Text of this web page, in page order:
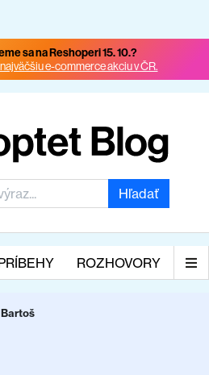
sa na Reshoperi 15. 10.?
e-commerce akciu v ČR.
Hľadať
ROZHOVORY